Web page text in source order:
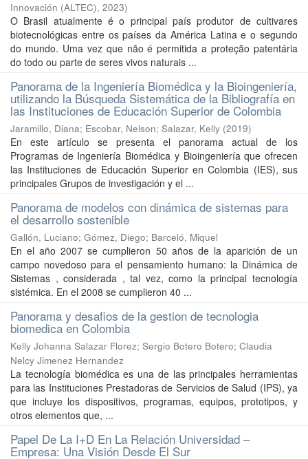
Innovación (ALTEC), 2023)
O Brasil atualmente é o principal país produtor de cultivares
biotecnológicas entre os países da América Latina e o segundo
do mundo. Uma vez que não é permitida a proteção patentária
do todo ou parte de seres vivos naturais ...
Panorama de la Ingeniería Biomédica y la Bioingeniería,
utilizando la Búsqueda Sistemática de la Bibliografía en
las Instituciones de Educación Superior de Colombia
Jaramillo, Diana; Escobar, Nelson; Salazar, Kelly (2019)
En este artículo se presenta el panorama actual de los
Programas de Ingeniería Biomédica y Bioingeniería que ofrecen
las Instituciones de Educación Superior en Colombia (IES), sus
principales Grupos de investigación y el ...
Panorama de modelos con dinámica de sistemas para
el desarrollo sostenible
Gallón, Luciano; Gómez, Diego; Barceló, Miquel
En el año 2007 se cumplieron 50 años de la aparición de un
campo novedoso para el pensamiento humano: la Dinámica de
Sistemas , considerada , tal vez, como la principal tecnología
sistémica. En el 2008 se cumplieron 40 ...
Panorama y desafios de la gestion de tecnologia
biomedica en Colombia
Kelly Johanna Salazar Florez; Sergio Botero Botero; Claudia
Nelcy Jimenez Hernandez
La tecnología biomédica es una de las principales herramientas
para las Instituciones Prestadoras de Servicios de Salud (IPS), ya
que incluye los dispositivos, programas, equipos, prototipos, y
otros elementos que, ...
Papel De La I+D En La Relación Universidad –
Empresa: Una Visión Desde El Sur